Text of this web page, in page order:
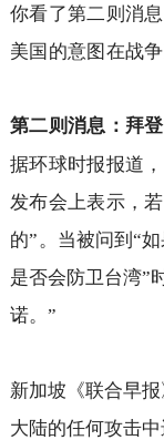
你看了第二则消
美国的意图在战争
第二则消息：拜登
据环球时报报道，
发布会上表示，
的”。 当被问到“
是否会防卫台湾”
诺。”
新加坡《联合早
大陆的任何攻击